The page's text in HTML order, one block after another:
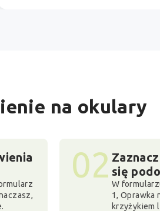
na okulary
02 się
W
1, Oprawka
krzyżykiem